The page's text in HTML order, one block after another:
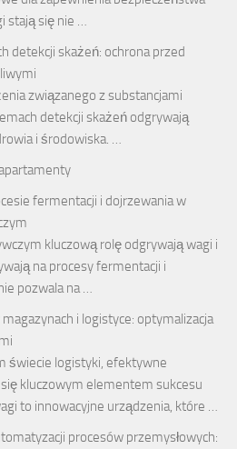
stają się nie …
detekcji skażeń: ochrona przed
związanego z substancjami
detekcji skażeń odgrywają
i środowiska. …
fermentacji i dojrzewania w
kluczową rolę odgrywają wagi i
na procesy fermentacji i
pozwala na …
i logistyce: optymalizacja
świecie logistyki, efektywne
kluczowym elementem sukcesu
to innowacyjne urządzenia, które …
procesów przemysłowych: